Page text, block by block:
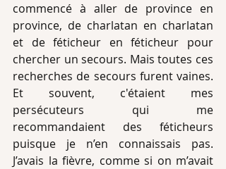
commencé à aller de province en
province, de charlatan en charlatan
et de féticheur en féticheur pour
chercher un secours. Mais toutes ces
recherches de secours furent vaines.
Et souvent, c'étaient mes
persécuteurs qui me
recommandaient des féticheurs
puisque je n’en connaissais pas.
J’avais la fièvre, comme si on m’avait